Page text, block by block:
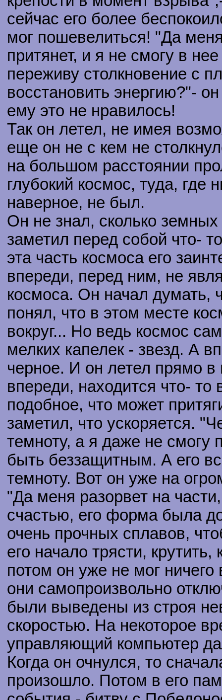
сейчас его более
мог пошевелиться! "Да
притянет, и я не смогу в
переживу столкновение с
восстановить энергию?"-
ему это не нравилось!
Так он летел, не имея
еще он не с кем не
на большом расстоянии
глубокий космос, туда, где
наверное, не был.
Он не знал, сколько
заметил перед собой что-
эта часть космоса его
впереди, перед ним, не
космоса. Он начал думать,
понял, что в этом месте
вокруг... Но ведь космос
мелких капелек - звезд. А
черное. И он летел прямо
впереди, находится что-
подобное, что может
заметил, что ускоряется.
темноту, а я даже не смогу
быть беззащитным. А его
темноту. Вот он уже на
"Да меня разорвет на
счастью, его форма была
очень прочных сплавов,
его начало трясти,
потом он уже не мог
они самопроизвольно
были выведены из строя
скоростью. На некоторое
управляющий компьютер
Когда он очнулся, то
произошло. Потом в его